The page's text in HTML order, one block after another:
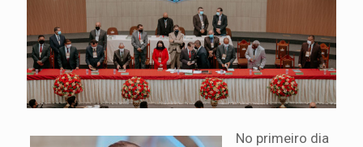
No primeiro dia